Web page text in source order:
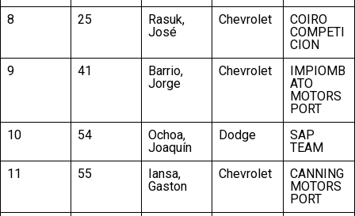
8
25
Rasuk,
José
Chevrolet
COIRO
COMPETI
CION
9
41
Barrio,
Jorge
Chevrolet
IMPIOMB
ATO
MOTORS
PORT
10
54
Ochoa,
Joaquín
Dodge
SAP
TEAM
11
55
Iansa,
Gaston
Chevrolet
CANNING
MOTORS
PORT